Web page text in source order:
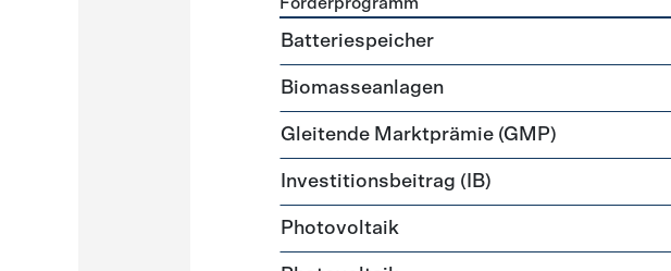
Förderprogramme
Batteriespeicher
Biomasseanlagen
Gleitende Marktprämie (GMP)
Investitionsbeitrag (IB)
Photovoltaik